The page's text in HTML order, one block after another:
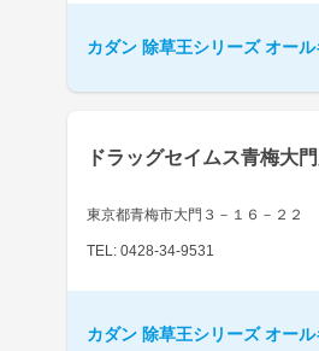
カダン 除草王シリーズ オー
ドラッグセイムス青梅大
東京都青梅市大門３－１６－２２
TEL: 0428-34-9531
カダン 除草王シリーズ オー